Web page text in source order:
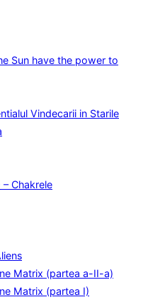
Sun have the power to
Vindecarii in Starile
Chakrele
Matrix (partea a-II-a)
Matrix (partea I)